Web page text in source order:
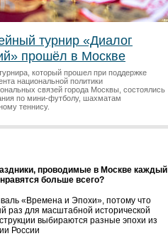
турнир «Диалог
прошёл в Москве
который прошел при поддержке
национальной политики
связей города Москвы, состоялись
по мини-футболу, шахматам
теннису.
проводимые в Москве каждый
больше всего?
«Времена и Эпохи», потому что
раз для масштабной исторической
выбираются разные эпохи из
России